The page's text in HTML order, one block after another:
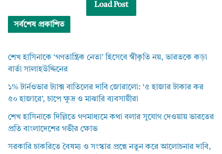
Load Post
সর্বশেষ প্রকাশিত
শেখ হাসিনাকে ‘গণতান্ত্রিক নেতা’ হিসেবে স্বীকৃতি নয়, ভারতকে কড়া
বার্তা সালাহউদ্দিনের
১% টার্নওভার ট্যাক্স বাতিলের দাবি জোরালো: ‘৫ হাজার টাকার কর
৫০ হাজারে’, চাপে ক্ষুদ্র ও মাঝারি ব্যবসায়ীরা
শেখ হাসিনাকে দিল্লিতে গণমাধ্যমে কথা বলার সুযোগ দেওয়ায় ভারতের
প্রতি বাংলাদেশের গভীর ক্ষোভ
সরকারি চাকরিতে বৈষম্য ও সংস্কার প্রশ্নে নতুন করে আলোচনার দাবি,